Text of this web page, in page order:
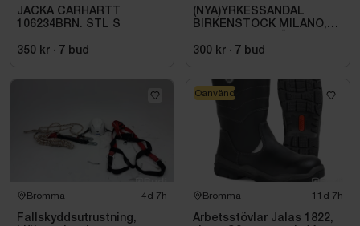
JACKA CARHARTT
106234BRN. STL S
350 kr · 7 bud
(NYA)YRKESSANDAL
BIRKENSTOCK MILANO,
SVART. STL 42
300 kr · 7 bud
Bromma 4d 7h
Fallskyddsutrustning,
Bromma 11d 7h
Arbetsstövlar Jalas 1822,
Oanvänd